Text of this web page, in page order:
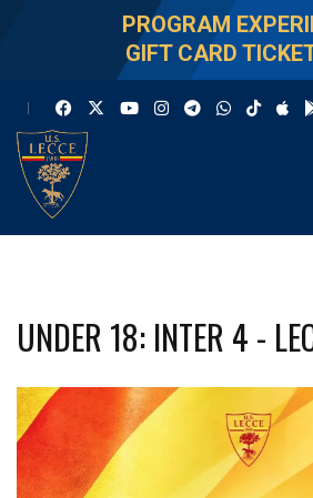
PROGRAM
GIFT CARD
UNDER 18: INTER 4 -